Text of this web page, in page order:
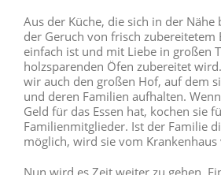
Aus der Küche, die sich in der
der Geruch von frisch zubereitetem
einfach ist und mit Liebe in großen
holzsparenden Öfen zubereitet
wir auch den großen Hof, auf dem
und deren Familien aufhalten.
Geld für das Essen hat, kochen sie
Familienmitglieder. Ist der Familie
möglich, wird sie vom Krankenhaus